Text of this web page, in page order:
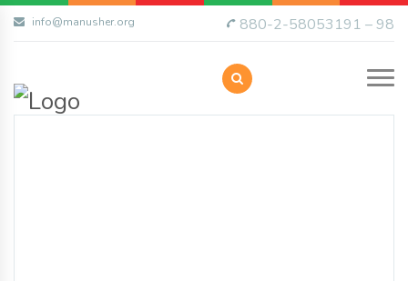
info@manusher.org 880-2-58053191 – 98